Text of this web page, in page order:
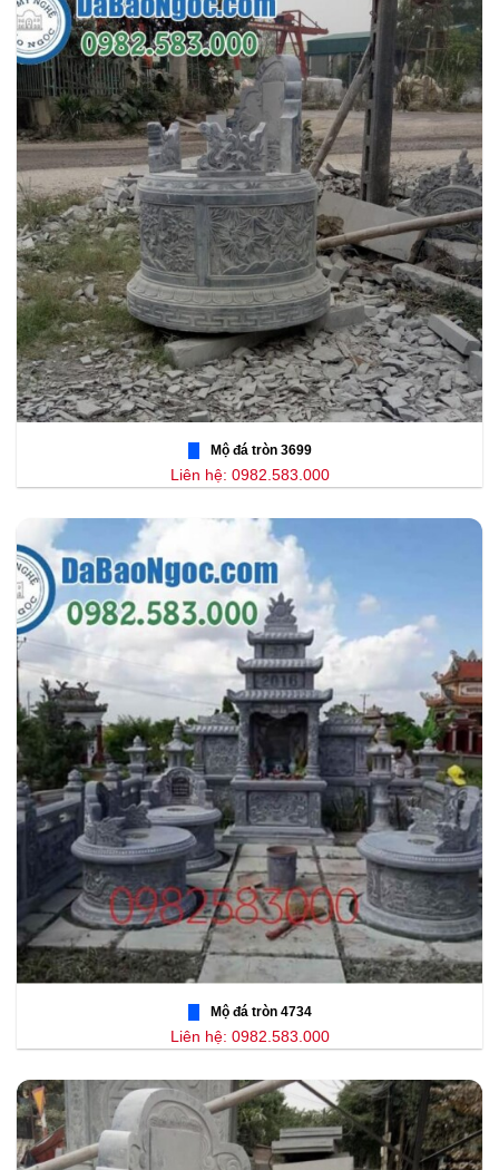
Mộ đá tròn 3699
Liên hệ: 0982.583.000
Mộ đá tròn 4734
Liên hệ: 0982.583.000